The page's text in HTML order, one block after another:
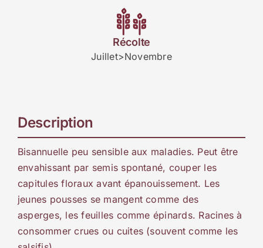
Récolte
Juillet>Novembre
Description
Bisannuelle peu sensible aux maladies. Peut être
envahissant par semis spontané, couper les
capitules floraux avant épanouissement. Les
jeunes pousses se mangent comme des
asperges, les feuilles comme épinards. Racines à
consommer crues ou cuites (souvent comme les